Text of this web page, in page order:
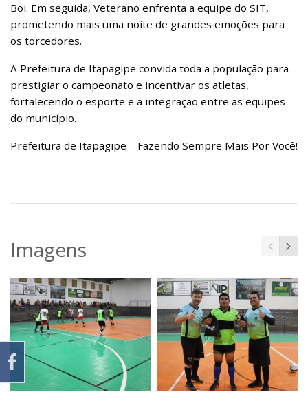
Boi. Em seguida, Veterano enfrenta a equipe do SIT,
prometendo mais uma noite de grandes emoções para
os torcedores.
A Prefeitura de Itapagipe convida toda a população para
prestigiar o campeonato e incentivar os atletas,
fortalecendo o esporte e a integração entre as equipes
do município.
Prefeitura de Itapagipe – Fazendo Sempre Mais Por Você!
Imagens